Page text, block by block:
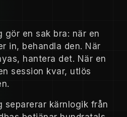
gör en sak bra: när en
in, behandla den. När
hantera det. När en
session kvar, utlös
separerar kärnlogik från